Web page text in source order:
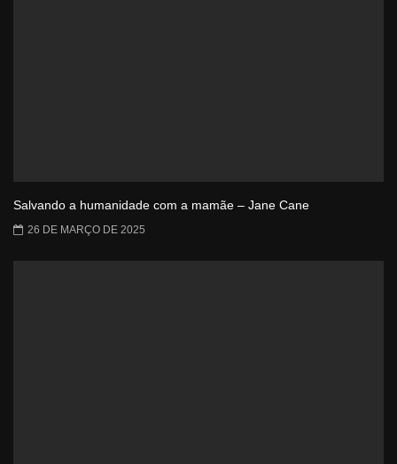
Salvando a humanidade com a mamãe – Jane Cane
26 DE MARÇO DE 2025